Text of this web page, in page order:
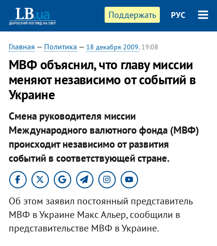
Поддержать РУС
Главная — Политика — 18 декабря 2009, 19:08
МВФ объяснил, что главу миссии
меняют независимо от событий в
Украине
Смена руководителя миссии
Международного валютного фонда (МВФ)
происходит независимо от развития
событий в соответствующей стране.
Об этом заявил постоянный представитель
МВФ в Украине Макс Альер, сообщили в
представительстве МВФ в Украине.